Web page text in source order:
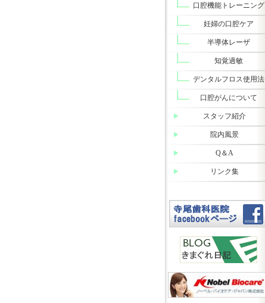
口腔機能トレーニング
妊婦の口腔ケア
半導体レーザ
知覚過敏
デンタルフロス使用法
口腔がんについて
スタッフ紹介
院内風景
Q＆A
リンク集